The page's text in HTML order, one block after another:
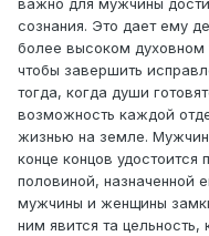
важно для мужчины
сознания. Это дает ему
более высоком
чтобы завершить
тогда, когда души
возможность каждой
жизнью на земле.
конце концов
половиной, назначенной
мужчины и женщины
ним явится та